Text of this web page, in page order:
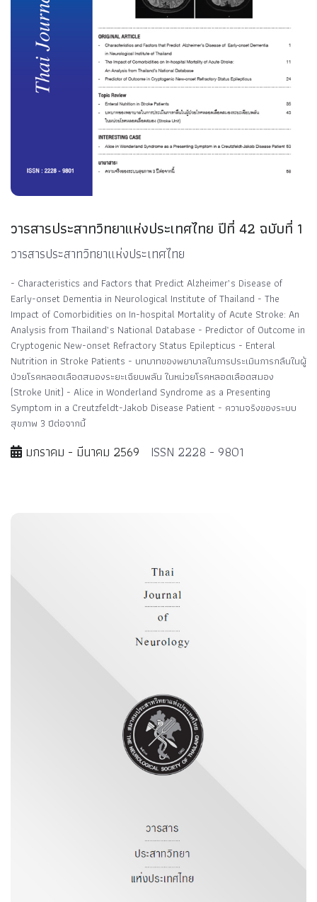
วารสารประสาทวิทยาแห่งประเทศไทย ปีที่ 42 ฉบับที่ 1
วารสารประสาทวิทยาแห่งประเทศไทย
- Characteristics and Factors that Predict Alzheimer’s Disease of
Early-onset Dementia in Neurological Institute of Thailand - The
Impact of Comorbidities on In-hospital Mortality of Acute Stroke: An
Analysis from Thailand’s National Database - Predictor of Outcome in
Cryptogenic New-onset Refractory Status Epilepticus - Enteral
Nutrition in Stroke Patients - บทบาทของพยาบาลในการประเมินการกลืนในผู้
ป่วยโรคหลอดเลือดสมองระยะเฉียบพลัน ในหน่วยโรคหลอดเลือดสมอง
(Stroke Unit) - Alice in Wonderland Syndrome as a Presenting
Symptom in a Creutzfeldt-Jakob Disease Patient - ความจริงของระบบ
สุขภาพ 3 ปีต่อจากนี้
มกราคม - มีนาคม 2569 ISSN 2228 - 9801